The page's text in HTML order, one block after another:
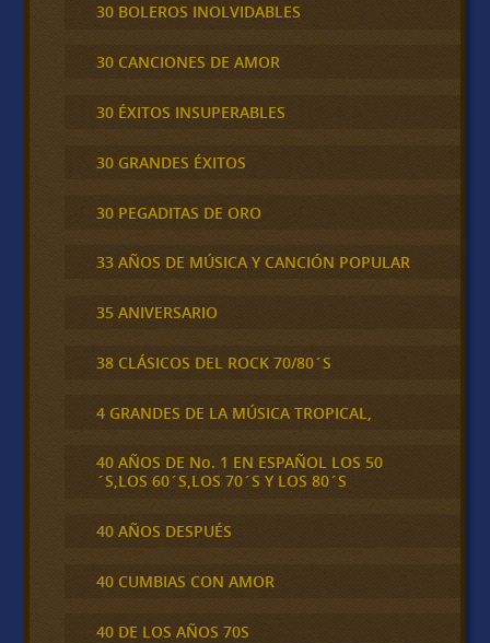
30 BOLEROS INOLVIDABLES
30 CANCIONES DE AMOR
30 ÉXITOS INSUPERABLES
30 GRANDES ÉXITOS
30 PEGADITAS DE ORO
33 AÑOS DE MÚSICA Y CANCIÓN POPULAR
35 ANIVERSARIO
38 CLÁSICOS DEL ROCK 70/80´S
4 GRANDES DE LA MÚSICA TROPICAL,
40 AÑOS DE No. 1 EN ESPAÑOL LOS 50
´S,LOS 60´S,LOS 70´S Y LOS 80´S
40 AÑOS DESPUÉS
40 CUMBIAS CON AMOR
40 DE LOS AÑOS 70S